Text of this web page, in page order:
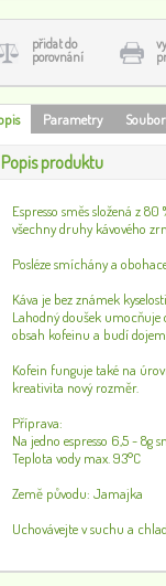
přidat do
porovnání
Parametry
Popis produktu
Espresso směs složená z
všechny druhy kávového
Posléze smíchány a
Káva je bez známek
Lahodný doušek umocňuje
obsah kofeinu a budí
Kofein funguje také na
kreativita nový rozměr.
Příprava:
Na jedno espresso 6,5 - 8g
Teplota vody max. 93°C
Země původu: Jamajka
Uchovávejte v suchu a